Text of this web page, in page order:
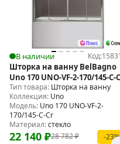
В наличии Код:
Шторка на ванну BelBagno
Uno 170 UNO-VF-2-170/145-C-
Тип товара: Шторка на ванну
Коллекция: Uno
Модель: Uno 170 UNO-VF-2-
170/145-C-Cr
Материал:стекло
28 782₽
22 140 ₽ -23%